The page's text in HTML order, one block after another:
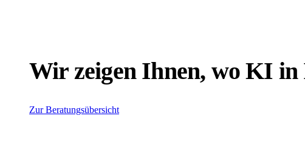
Wir zeigen Ihnen, wo KI
Zur Beratungsübersicht